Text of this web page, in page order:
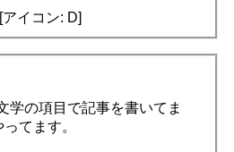
学の項目で記事を書いてま
てます。